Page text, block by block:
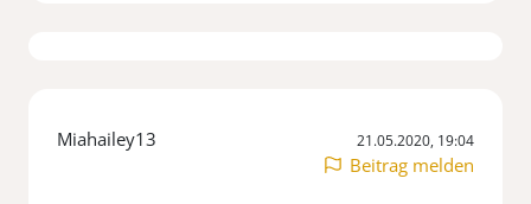
Miahailey13 21.05.2020, 19:04
Beitrag melden